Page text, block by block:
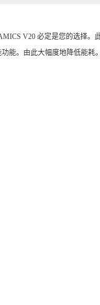
V20 必定是您的选择。
能。由此大幅度地降低能耗